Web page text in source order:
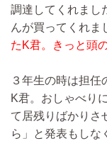
調達してくれまし
んが買ってくれま
たK君。きっと頭
３年生の時は担任
K君。おしゃべり
て居残りばかりさ
ら」と発表もしな